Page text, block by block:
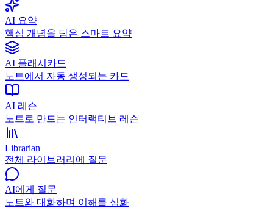
AI 요약
핵심 개념을 담은 스마트 요약
AI 플래시카드
노트에서 자동 생성되는 카드
AI 레슨
노트로 만드는 인터랙티브 레슨
Librarian
전체 라이브러리에 질문
AI에게 질문
노트와 대화하며 이해를 심화